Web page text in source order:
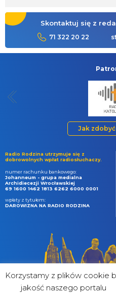
Skontaktuj się z
71 322 20 22
Jak
Radio Rodzina utrzymuje się z
dobrowolnych wpłat radiosłuchaczy.
numer rachunku bankowego:
Johanneum - grupa medialna
Archidiecezji Wrocławskiej
69 1600 1462 1813 6262 6000 0001
wpłaty z tytułem:
DAROWIZNA NA RADIO RODZINA
Korzystamy z plików cookie
jakość naszego portalu